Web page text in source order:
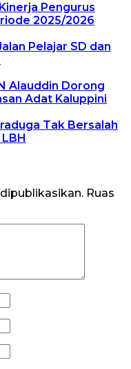
Pengurus
2025/2026
Pelajar SD dan
Alauddin Dorong
Adat Kaluppini
Tak Bersalah
Ruas